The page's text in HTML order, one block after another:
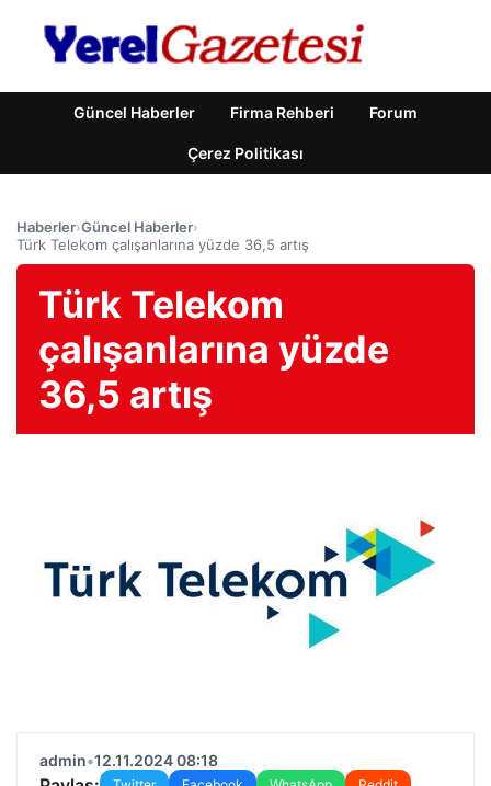
Güncel Haberler Firma Rehberi Forum
Çerez Politikası
Haberler›Güncel Haberler›
Türk Telekom çalışanlarına yüzde 36,5 artış
Türk Telekom
çalışanlarına yüzde
36,5 artış
admin•12.11.2024 08:18